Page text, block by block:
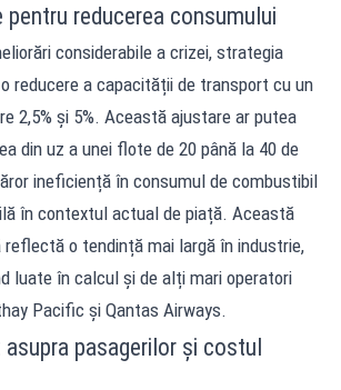
pentru reducerea consumului
considerabile a crizei, strategia
reducere a capacității de transport cu un
2,5% și 5%. Această ajustare ar putea
din uz a unei flote de 20 până la 40 de
ineficiență în consumul de combustibil
în contextul actual de piață. Această
reflectă o tendință mai largă în industrie,
luate în calcul și de alți mari operatori
Pacific și Qantas Airways.
pasagerilor și costul